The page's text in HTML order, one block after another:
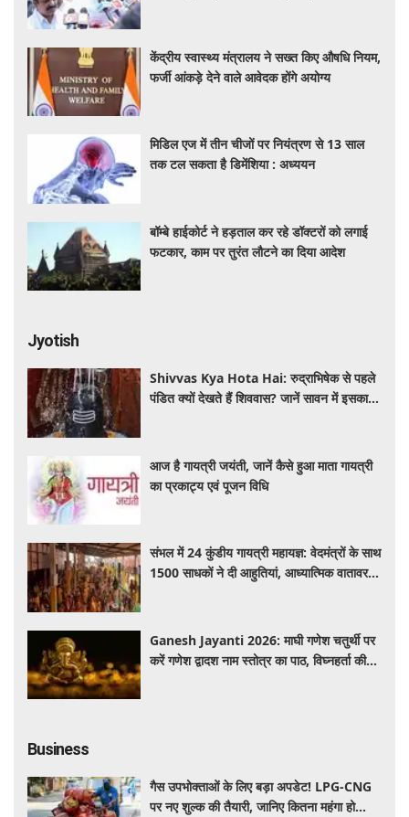
केंद्रीय स्वास्थ्य मंत्रालय ने सख्त किए औषधि नियम,
फर्जी आंकड़े देने वाले आवेदक होंगे अयोग्य
मिडिल एज में तीन चीजों पर नियंत्रण से 13 साल
तक टल सकता है डिमेंशिया : अध्ययन
बॉम्बे हाईकोर्ट ने हड़ताल कर रहे डॉक्टरों को लगाई
फटकार, काम पर तुरंत लौटने का दिया आदेश
Jyotish
Shivvas Kya Hota Hai: रुद्राभिषेक से पहले
पंडित क्यों देखते हैं शिववास? जानें सावन में इसका
आज है गायत्री जयंती, जानें कैसे हुआ माता गायत्री
का प्रकाट्य एवं पूजन विधि
संभल में 24 कुंडीय गायत्री महायज्ञ: वेदमंत्रों के साथ
1500 साधकों ने दी आहुतियां, आध्यात्मिक वातावरण
Ganesh Jayanti 2026: माघी गणेश चतुर्थी पर
करें गणेश द्वादश नाम स्तोत्र का पाठ, विघ्नहर्ता की
Business
गैस उपभोक्ताओं के लिए बड़ा अपडेट! LPG-CNG
पर नए शुल्क की तैयारी, जानिए कितना महंगा हो